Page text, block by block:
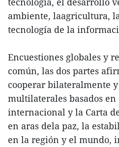
ambiente, laagricultura,
tecnología de la
Encuestiones globales y
común, las dos partes
cooperar bilateralmente
multilaterales basados
internacional y la Carta
en aras dela paz, la
en la región y el mundo,